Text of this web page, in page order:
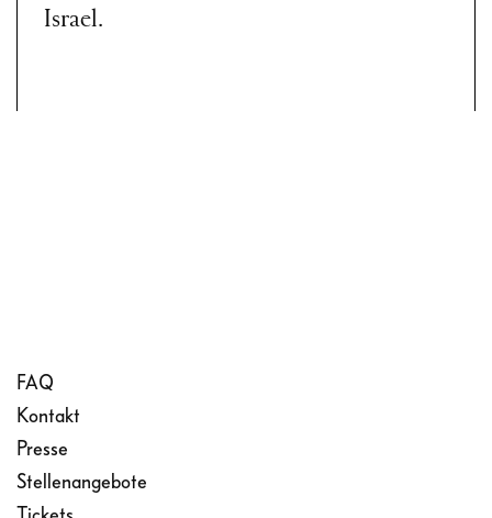
Israel.
FAQ
Kontakt
Presse
Stellenangebote